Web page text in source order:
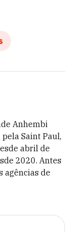
Anhembi
Saint Paul,
abril de
2020. Antes
agências de